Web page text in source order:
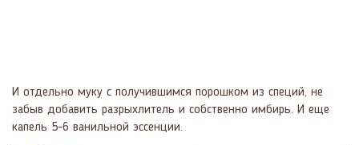
И отдельно муку с получившимся порошком из специй, не
забыв добавить разрыхлитель и собственно имбирь. И еще
капель 5-6 ванильной эссенции.